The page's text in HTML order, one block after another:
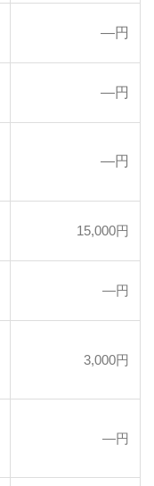
―円
―円
―円
15,000円
―円
3,000円
―円